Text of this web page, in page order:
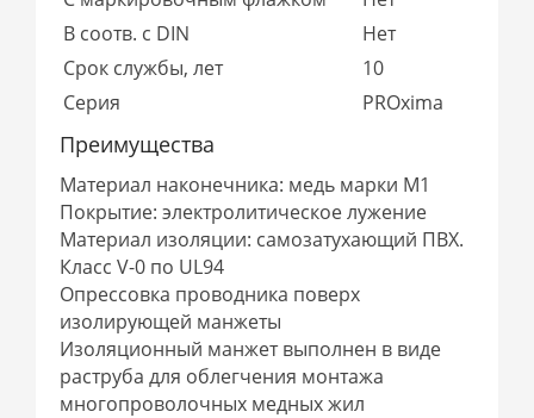
В соотв. с DIN
Нет
Срок службы, лет
10
Серия
PROxima
Преимущества
Материал наконечника: медь марки М1
Покрытие: электролитическое лужение
Материал изоляции: самозатухающий ПВХ.
Класс V-0 по UL94
Опрессовка проводника поверх
изолирующей манжеты
Изоляционный манжет выполнен в виде
раструба для облегчения монтажа
многопроволочных медных жил